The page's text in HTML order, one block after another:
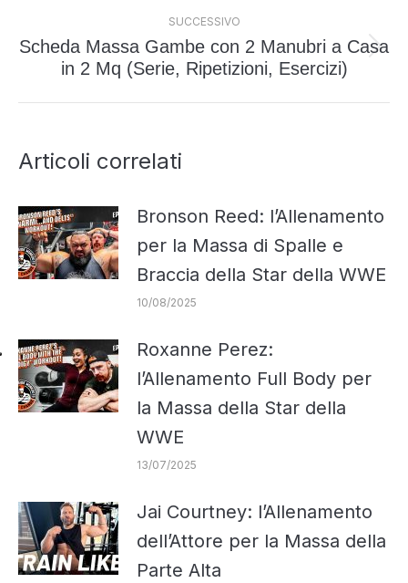
SUCCESSIVO
Prossimo
Scheda Massa Gambe con 2 Manubri a Casa
in 2 Mq (Serie, Ripetizioni, Esercizi)
Articoli correlati
Bronson Reed: l’Allenamento
per la Massa di Spalle e
Braccia della Star della WWE
10/08/2025
Roxanne Perez:
l’Allenamento Full Body per
la Massa della Star della
WWE
13/07/2025
Jai Courtney: l’Allenamento
dell’Attore per la Massa della
Parte Alta